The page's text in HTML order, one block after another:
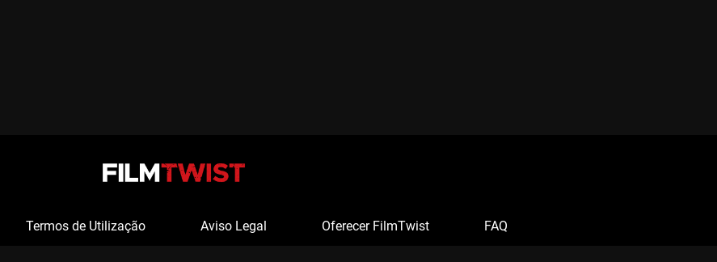
Termos de Utilização Aviso Legal Oferecer FilmTwist FAQ